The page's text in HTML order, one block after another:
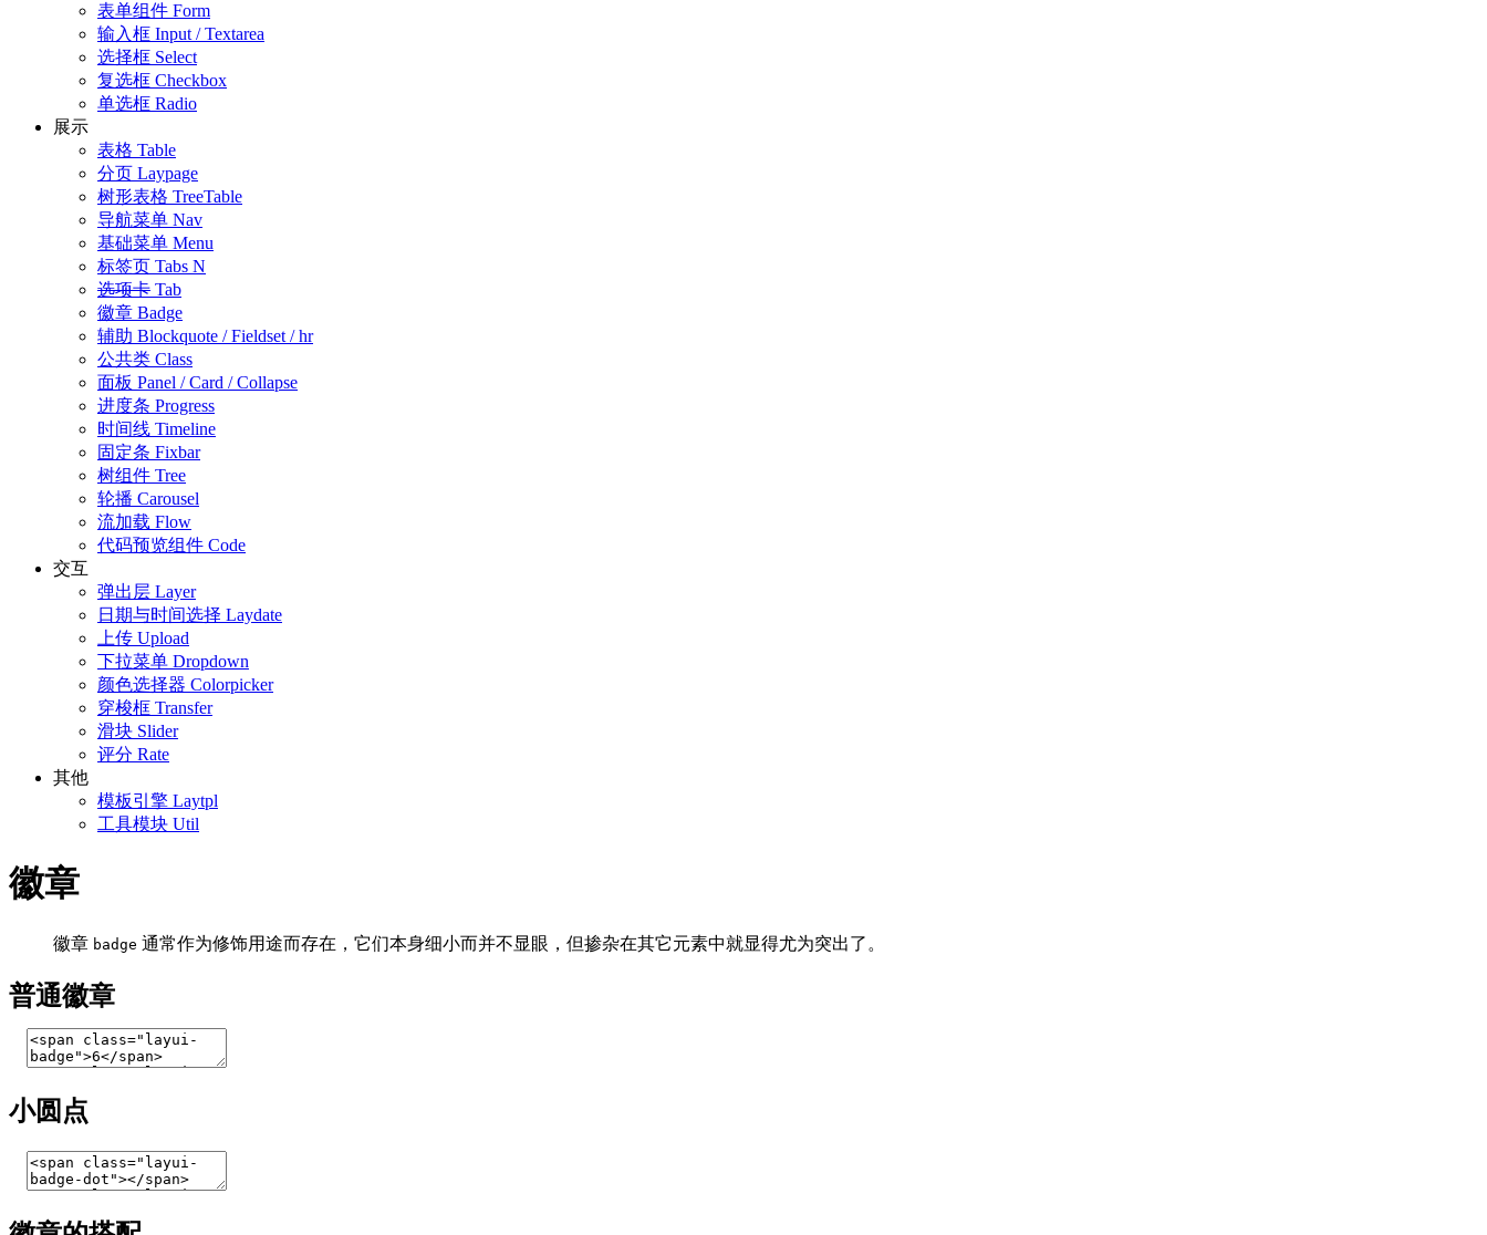
表单组件 Form
输入框 Input / Textarea
选择框 Select
复选框 Checkbox
单选框 Radio
展示
表格 Table
分页 Laypage
树形表格 TreeTable
导航菜单 Nav
基础菜单 Menu
标签页 Tabs N
选项卡 Tab
徽章 Badge
辅助 Blockquote / Fieldset / hr
公共类 Class
面板 Panel / Card / Collapse
进度条 Progress
时间线 Timeline
固定条 Fixbar
树组件 Tree
轮播 Carousel
流加载 Flow
代码预览组件 Code
交互
弹出层 Layer
日期与时间选择 Laydate
上传 Upload
下拉菜单 Dropdown
颜色选择器 Colorpicker
穿梭框 Transfer
滑块 Slider
评分 Rate
其他
模板引擎 Laytpl
工具模块 Util
徽章
徽章 badge 通常作为修饰用途而存在，它们本身细小而并不显眼，但掺杂在其它元素中就显得尤为突出了。
普通徽章
小圆点